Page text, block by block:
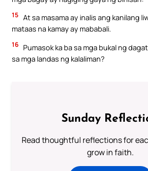
15 At sa masama ay inalis ang kanilang
mataas na kamay ay mababali.
16 Pumasok ka ba sa mga bukal ng
sa mga landas ng kalaliman?
Sunday
Read thoughtful reflections for
grow in faith.